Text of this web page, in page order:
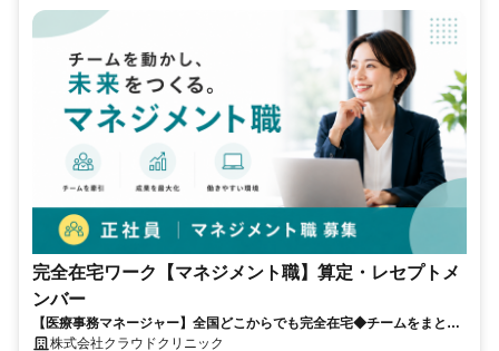
完全在宅ワーク【マネジメント職】算定・レセプトメ
ンバー
【医療事務マネージャー】全国どこからでも完全在宅◆チームをまとめ
る司令塔◆算定・レセプト経験を活かしてキャリアアップ！
株式会社クラウドクリニック